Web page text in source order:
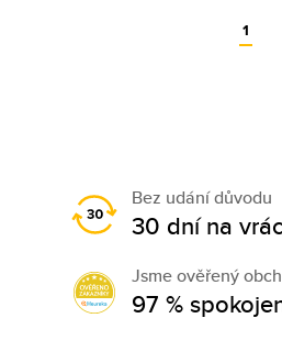
1
Bez udání důvodu
30 dní na
Jsme ověřený
97 %